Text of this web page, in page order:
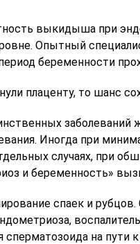
выкидыша при
Опытный
беременности
плаценту, то шанс
Иногда при
случаях, при
и беременность»
спаек и
сперматозоида на
Записаться на